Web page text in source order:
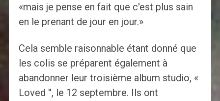
«mais je pense en fait que c'est plus sain
en le prenant de jour en jour.»
Cela semble raisonnable étant donné que
les colis se préparent également à
abandonner leur troisième album studio, «
Loved '', le 12 septembre. Ils ont